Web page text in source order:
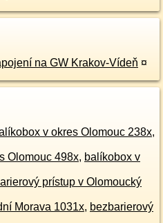
na GW Krakov-Vídeň ¤
v okres Olomouc 238x,
Olomouc 498x, balíkobox v
prístup v Olomoucký
Morava 1031x, bezbarierový